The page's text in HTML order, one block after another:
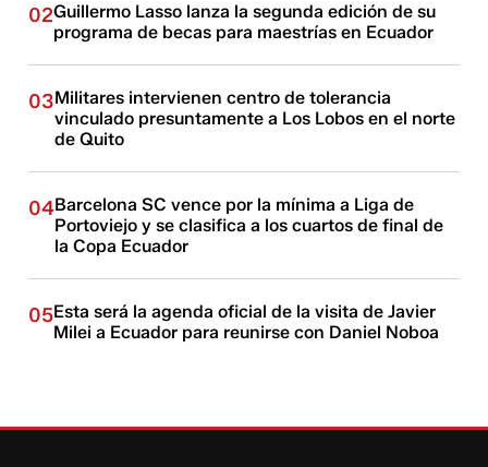
02Guillermo Lasso lanza la segunda edición de su
programa de becas para maestrías en Ecuador
03Militares intervienen centro de tolerancia
vinculado presuntamente a Los Lobos en el norte
de Quito
04Barcelona SC vence por la mínima a Liga de
Portoviejo y se clasifica a los cuartos de final de
la Copa Ecuador
05Esta será la agenda oficial de la visita de Javier
Milei a Ecuador para reunirse con Daniel Noboa